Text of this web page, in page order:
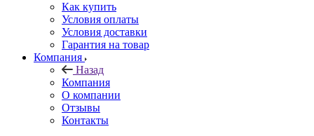
Как купить
Условия оплаты
Условия доставки
Гарантия на товар
Компания
Назад
Компания
О компании
Отзывы
Контакты